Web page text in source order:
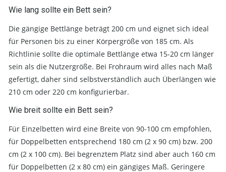
Wie lang sollte ein Bett sein?
Die gängige Bettlänge beträgt 200 cm und eignet sich ideal
für Personen bis zu einer Körpergröße von 185 cm. Als
Richtlinie sollte die optimale Bettlänge etwa 15-20 cm länger
sein als die Nutzergröße. Bei Frohraum wird alles nach Maß
gefertigt, daher sind selbstverständlich auch Überlängen wie
210 cm oder 220 cm konfigurierbar.
Wie breit sollte ein Bett sein?
Für Einzelbetten wird eine Breite von 90-100 cm empfohlen,
für Doppelbetten entsprechend 180 cm (2 x 90 cm) bzw. 200
cm (2 x 100 cm). Bei begrenztem Platz sind aber auch 160 cm
für Doppelbetten (2 x 80 cm) ein gängiges Maß. Geringere